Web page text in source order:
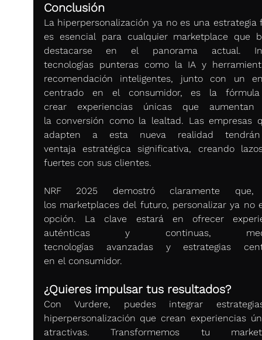
Conclusión
La hiperpersonalización ya no es una estrategia
es esencial para cualquier marketplace que
destacarse en el panorama actual.
tecnologías punteras como la IA y
recomendación inteligentes, junto con un
centrado en el consumidor, es la
crear experiencias únicas que aumentan
la conversión como la lealtad. Las empresas
adapten a esta nueva realidad
ventaja estratégica significativa, creando
fuertes con sus clientes.
NRF 2025 demostró claramente que,
los marketplaces del futuro, personalizar ya no
opción. La clave estará en ofrecer
auténticas y continuas,
tecnologías avanzadas y estrategias
en el consumidor.
¿Quieres impulsar tus resultados?
Con Vurdere, puedes integrar
hiperpersonalización que crean experiencias
atractivas. Transformemos tu